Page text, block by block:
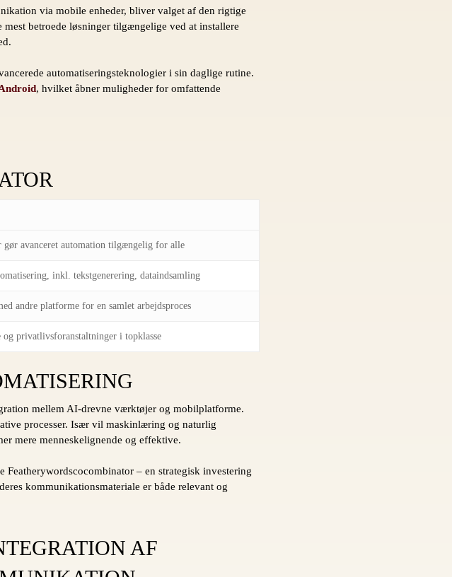
via mobile enheder, bliver valget af den rigtige
betroede løsninger tilgængelige ved at installere
automatiseringsteknologier i sin daglige rutine.
, hvilket åbner muligheder for omfattende
avanceret automation tilgængelig for alle
inkl. tekstgenerering, dataindsamling
andre platforme for en samlet arbejdsproces
og privatlivsforanstaltninger i topklasse
mellem AI-drevne værktøjer og mobilplatforme.
processer. Især vil maskinlæring og naturlig
mere menneskelignende og effektive.
– en strategisk investering
kommunikationsmateriale er både relevant og
AF